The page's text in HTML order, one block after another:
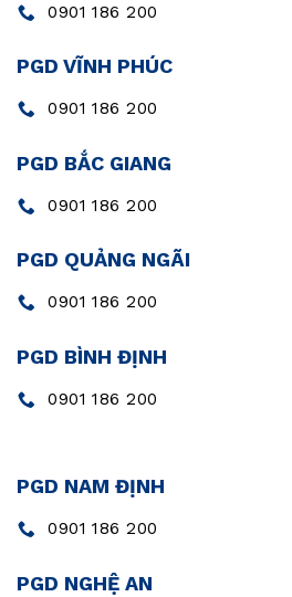
0901 186 200
PGD VĨNH PHÚC
0901 186 200
PGD BẮC GIANG
0901 186 200
PGD QUẢNG NGÃI
0901 186 200
PGD BÌNH ĐỊNH
0901 186 200
PGD NAM ĐỊNH
0901 186 200
PGD NGHỆ AN